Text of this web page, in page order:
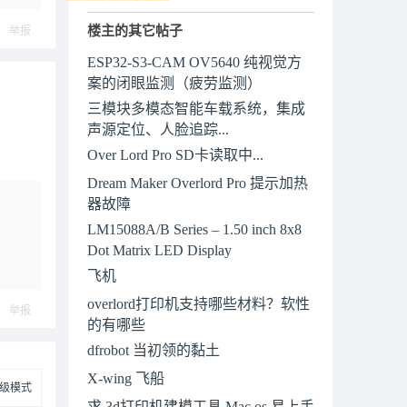
举报
举报
模式
楼主的其它帖子
ESP32-S3-CAM OV5640 纯视觉方
案的闭眼监测（疲劳监测）
三模块多模态智能车载系统，集成
声源定位、人脸追踪...
Over Lord Pro SD卡读取中...
Dream Maker Overlord Pro 提示加热
器故障
LM15088A/B Series – 1.50 inch 8x8
Dot Matrix LED Display
飞机
overlord打印机支持哪些材料？软性
的有哪些
dfrobot 当初领的黏土
X-wing 飞船